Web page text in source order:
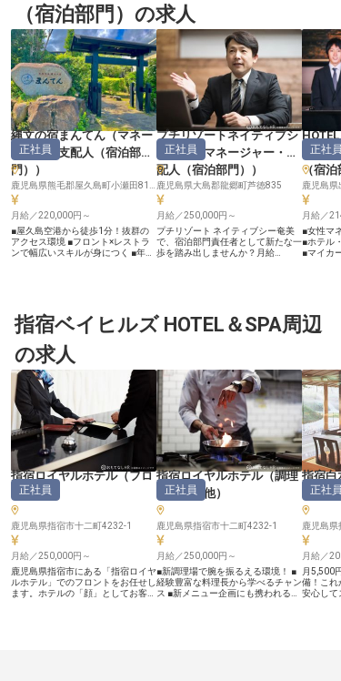
（宿泊部門）の求人
縄文の宿まんてん（マネー
ジャー・支配人（宿泊部
門）
）
正社員
月給／220,000円～
■屋久島空港から徒歩1分！抜群の
アクセス環境 ■フロント×レストラ
ンで幅広いスキルが身につく ■年間
久の歴史が息づく島で、訪れるゲス
トをあたたかくお迎えするお仕事で
フロントでのチェックイン・アウト
対応から、朝食のハーフバイキン
グ、夕食のコース料理まで、ゲスト
の滞在を一貫してサポートします。
島の魅力とともに、あなたのおもて
なしの心がゲストの記憶に深く刻ま
れていきます。 ーー【多彩な経験
を積みながら、自分らしく成長でき
る職場】 フロントとレストランの
両方を担うMGRポジションは、接
客・運営・マネジメントと幅広いス
キルを磨ける貴重な機会です。 年
間85日の休暇や育児休業制度が整
い、長く安心して働き続けられる環
境が魅力です！住まいのサポートも
あるため、島外からのご応募も大歓
迎です。 屋久島という特別な舞台
で、あなたのキャリアを一緒に育て
ていきましょう。 ※2026年4月23日
時点の情報です
プチリゾートネイティブシ
ー奄美（ マネージャー・支
配人（宿泊部門）
）
正社員
鹿児島県大島郡龍郷町芦徳835
月給／250,000円～
プチリゾート ネイティブシー奄美
で、宿泊部門責任者として新たな一
歩を踏み出しませんか？月給
て、奄美の美しい自然の中で充実し
たキャリアを築きましょう。正社員
（マネ
（宿泊
正社員
鹿児島
月給／
■女性マ
■ホテル
■マイカ
ステムを
営を実現
す。 ホ
活かしな
クイン/
で、ホテ
いのある
い滞在を
と、効率
る環境です。 ーー【成
境で、あ
揮】 教
ているの
やマネ
ます。
勤怠管理
ダーシッ
女性マネ
性別問
風土があ
時間程
冬季休暇
とした休
指宿ベイヒルズ HOTEL＆SPA周辺
の求人
指宿ロイヤルホテル（フロ
ント）
正社員
鹿児島県指宿市十二町4232-1
月給／250,000円～
鹿児島県指宿市にある「指宿ロイヤ
ルホテル」でのフロントをお任せし
ます。ホテルの「顔」としてお客様
指宿ロイヤルホテル（調理
部門その他）
正社員
鹿児島県指宿市十二町4232-1
月給／250,000円～
■新調理場で腕を振るえる環境！ ■
経験豊富な料理長から学べるチャン
ス ■新メニュー企画にも携われる！
指宿白
ービス
正社員
鹿児島
月給／
月5,500
備！これ
安心して